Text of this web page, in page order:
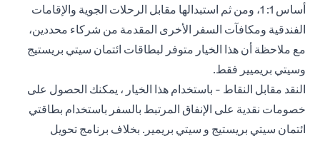
أساس 1: 1، ومن ثم استبدالها مقابل الرحلات الجوية والإقامات
الفندقية ومكافآت السفر الأخرى المقدمة من شركاء محددين،
مع ملاحظة أن هذا الخيار متوفر لبطاقات ائتمان سيتي بريستيج
وسيتي بريميير فقط.
النقد مقابل النقاط - باستخدام هذا الخيار ، يمكنك الحصول على
خصومات نقدية على الإنفاق المرتبط بالسفر باستخدام بطاقتي
ائتمان سيتي بريستيج و سيتي بريمير. بخلاف برنامج تحويل